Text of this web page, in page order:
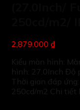
2,879,000 ₫
Kiểu màn hình:
hình: 27.0Inch Độ
Thời gian đáp
250cd/m2 Chi tiết